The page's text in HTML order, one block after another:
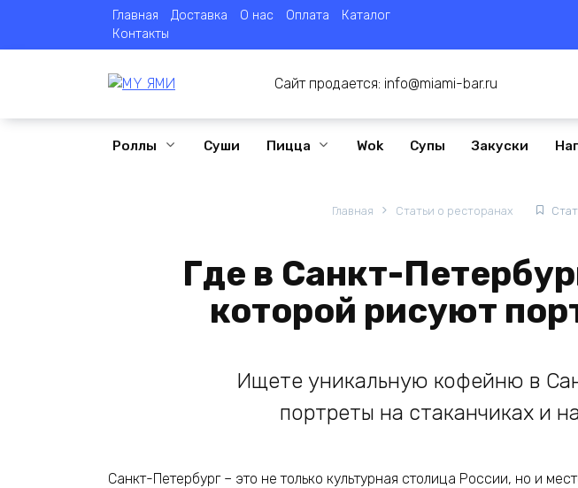
содержанию
Главная Доставка О нас Оплата
Каталог
Контакты
Сайт продается: info@miami-bar.ru
Роллы Суши Пицца Wok Супы Закуски
Главная Статьи о ресторанах
Где в Санкт-
которой рисуют
Ищете уникальную кофейню в
портреты на стаканчиках и
Санкт-Петербург – это не только культурная столица России, но и